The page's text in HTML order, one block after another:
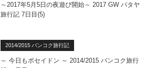
～2017年5月5日の夜遊び開始～ 2017 GW パタヤ
旅行記 7日目(5)
2014/2015 バンコク旅行記
～ 今日もポセイドン ～ 2014/2015 バンコク旅行